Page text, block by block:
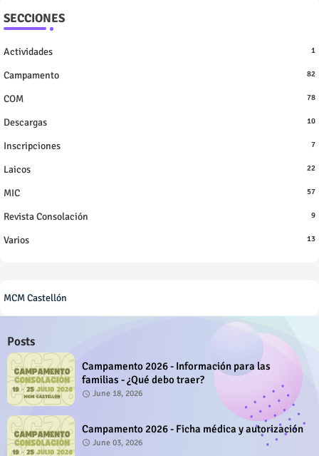
SECCIONES
Actividades 1
Campamento 82
COM 78
Descargas 10
Inscripciones 7
Laicos 22
MIC 57
Revista Consolación 9
Varios 13
MCM Castellón
Posts
Campamento 2026 - Información para las
familias - ¿Qué debo traer?
June 18, 2026
Campamento 2026 - Ficha médica y autorización
June 03, 2026